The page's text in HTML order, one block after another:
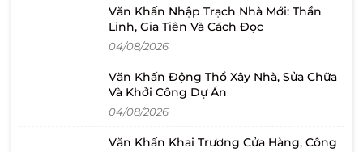
Văn Khấn Nhập Trạch Nhà Mới: Thần
Linh, Gia Tiên Và Cách Đọc
04/08/2026
Văn Khấn Động Thổ Xây Nhà, Sửa Chữa
Và Khởi Công Dự Án
04/08/2026
Văn Khấn Khai Trương Cửa Hàng, Công